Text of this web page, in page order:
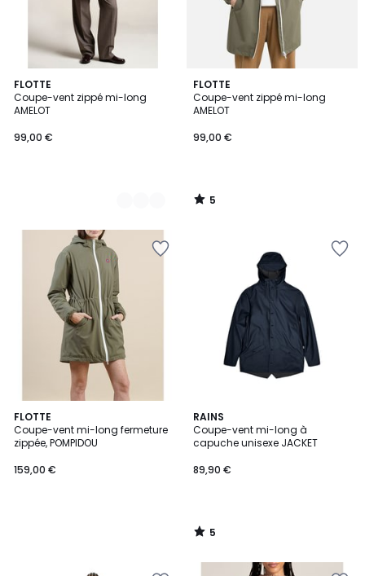
FLOTTE
Coupe-vent zippé mi-long
AMELOT
99,00 €
2
Couleurs
FLOTTE
Coupe-vent zippé mi-long
AMELOT
99,00 €
5
/
5
5
/
FLOTTE
Coupe-vent mi-long fermeture
zippée, POMPIDOU
159,00 €
RAINS
Coupe-vent mi-long à
capuche unisexe JACKET
89,90 €
5
/
5
5
/